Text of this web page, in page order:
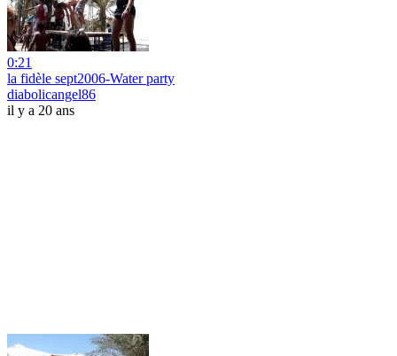
0:21
la fidèle sept2006-Water party
diabolicangel86
il y a 20 ans